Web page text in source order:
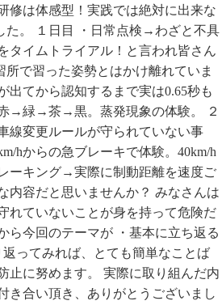
修は体感型！実践では絶対に出来な
た。 １日目 ・日常点検→わざと不具
タイムトライアル！と言われ皆さん
で習った姿勢とはかけ離れていま
てから認知するまで実は0.65秒も
→緑→茶→黒。蒸発現象の体験。 ２
線変更ルールが守られていない事
hからの急ブレーキで体験。40km/h
ーキング→実際に制動距離を速度ご
内容だと思いませんか？ みなさんは
れていないことが身を持って危険だ
ら今回のテーマが ・基本に立ち返る
ってみれば、とても簡単なことば
止に努めます。 実際に取り組んだ内
き合い頂き、ありがとうございまし